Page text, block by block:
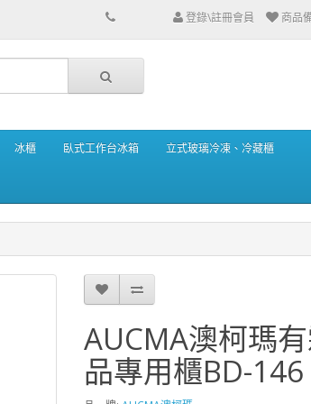
登錄\註冊會員 商品
冰櫃 臥式工作台冰箱 立式玻璃冷凍、冷藏櫃
AUCMA澳柯瑪
品專用櫃BD-146